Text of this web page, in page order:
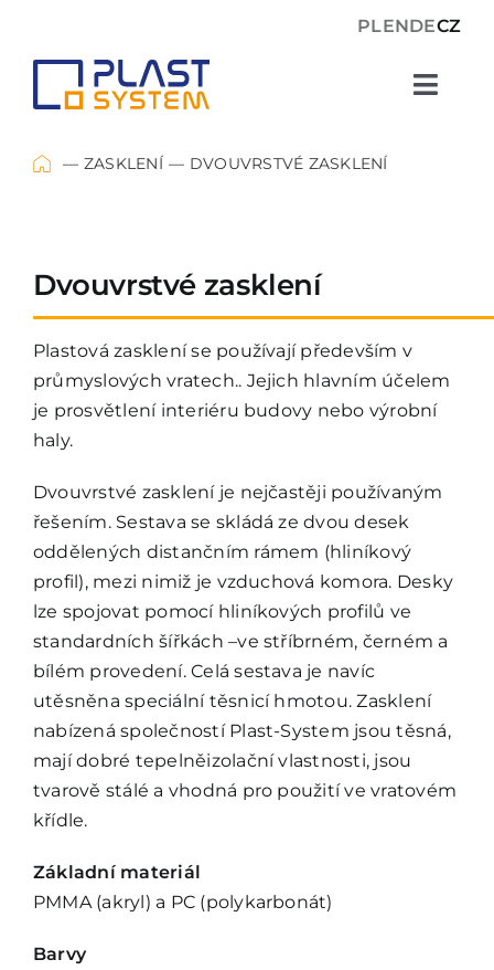
PLENDECZ
Okna
O nás
Projekty
Kontakt
ZASKLENÍ DVOUVRSTVÉ ZASKLENÍ
Dvouvrstvé zasklení
Plastová zasklení se používají především v
průmyslových vratech.. Jejich hlavním účelem
je prosvětlení interiéru budovy nebo výrobní
haly.
Dvouvrstvé zasklení je nejčastěji používaným
řešením. Sestava se skládá ze dvou desek
oddělených distančním rámem (hliníkový
profil), mezi nimiž je vzduchová komora. Desky
lze spojovat pomocí hliníkových profilů ve
standardních šířkách –ve stříbrném, černém a
bílém provedení. Celá sestava je navíc
utěsněna speciální těsnicí hmotou. Zasklení
nabízená společností Plast-System jsou těsná,
mají dobré tepelněizolační vlastnosti, jsou
tvarově stálé a vhodná pro použití ve vratovém
křídle.
Základní materiál
PMMA (akryl) a PC (polykarbonát)
Barvy